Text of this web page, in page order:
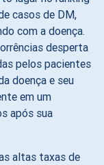
casos de DM,
com a doença.
desperta
pelos pacientes
doença e seu
em um
após sua
altas taxas de